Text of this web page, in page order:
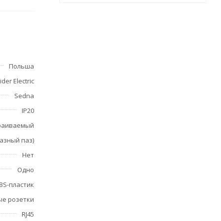
не
Польша
Electric
Sedna
IP20
паз)
Нет
Одно
пластик
розетки
RJ45